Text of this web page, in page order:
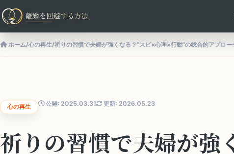
ホーム/心の再生/祈りの習慣で夫婦が強くなる？“スピ×心理×行動”の総合的アプロ
心の再生 公開: 2025.03.31 更新: 2026.05.23
祈りの習慣で夫婦が強